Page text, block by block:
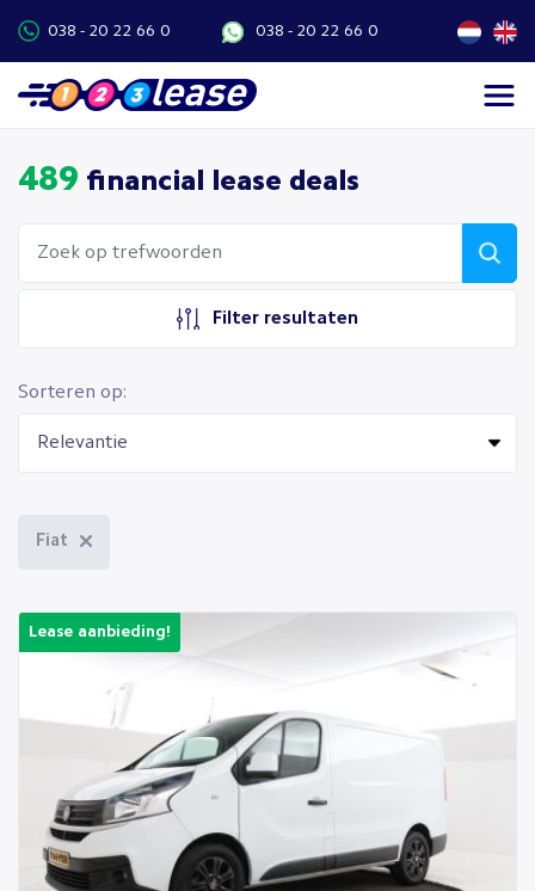
038 - 20 22 66 0 038 - 20 22 66 0
489 financial lease deals
Filter resultaten
Sorteren op:
Fiat
Lease aanbieding!